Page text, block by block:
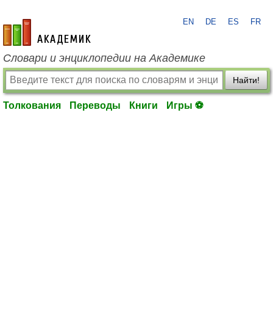
academic.ru
EN DE ES FR
Словари и энциклопедии на Академике
Найти!
Толкования Переводы Книги Игры ⚽